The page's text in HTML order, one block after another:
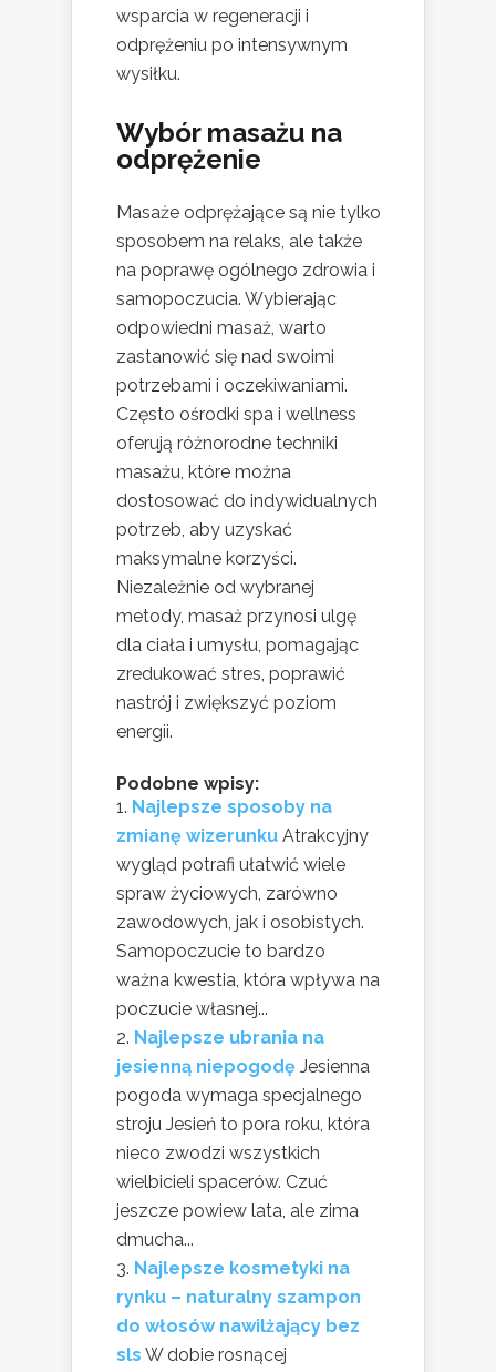
wsparcia w regeneracji i
odprężeniu po intensywnym
wysiłku.
Wybór masażu na
odprężenie
Masaże odprężające są nie tylko
sposobem na relaks, ale także
na poprawę ogólnego zdrowia i
samopoczucia. Wybierając
odpowiedni masaż, warto
zastanowić się nad swoimi
potrzebami i oczekiwaniami.
Często ośrodki spa i wellness
oferują różnorodne techniki
masażu, które można
dostosować do indywidualnych
potrzeb, aby uzyskać
maksymalne korzyści.
Niezależnie od wybranej
metody, masaż przynosi ulgę
dla ciała i umysłu, pomagając
zredukować stres, poprawić
nastrój i zwiększyć poziom
energii.
Podobne wpisy:
Najlepsze sposoby na
zmianę wizerunku Atrakcyjny
wygląd potrafi ułatwić wiele
spraw życiowych, zarówno
zawodowych, jak i osobistych.
Samopoczucie to bardzo
ważna kwestia, która wpływa na
poczucie własnej...
Najlepsze ubrania na
jesienną niepogodę Jesienna
pogoda wymaga specjalnego
stroju Jesień to pora roku, która
nieco zwodzi wszystkich
wielbicieli spacerów. Czuć
jeszcze powiew lata, ale zima
dmucha...
Najlepsze kosmetyki na
rynku – naturalny szampon
do włosów nawilżający bez
sls W dobie rosnącej